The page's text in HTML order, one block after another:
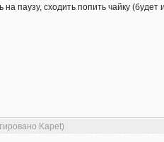
паузу, сходить попить чайку
Kapet)